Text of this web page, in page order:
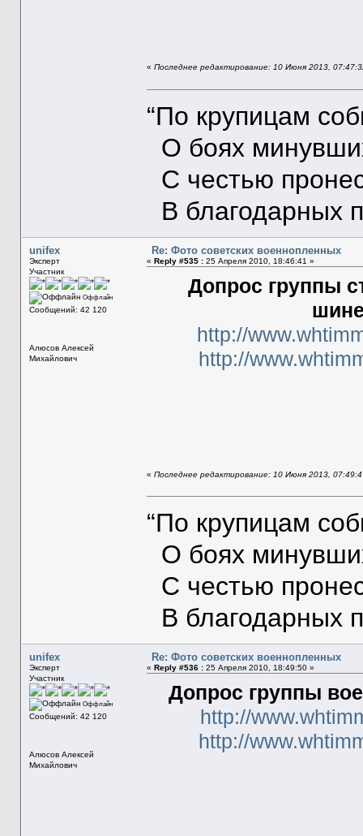
« Последнее редактирование: 10 Июня 2013,
“По крупицам
О боях
С честью
В благодарных
unifex
Эксперт
Участник
Оффлайн
Сообщений: 42 120
Алюсов Алексей
Михайлович
Re: Фото советских военнопленных
« Reply #535 :25 Апреля 2010, 18:46:41 »
Допрос группы
http://
http://
« Последнее редактирование: 10 Июня 2013,
“По крупицам
О боях
С честью
В благодарных
unifex
Эксперт
Участник
Оффлайн
Сообщений: 42 120
Алюсов Алексей
Михайлович
Re: Фото советских военнопленных
« Reply #536 :25 Апреля 2010, 18:49:50 »
Допрос группы
http://
http://